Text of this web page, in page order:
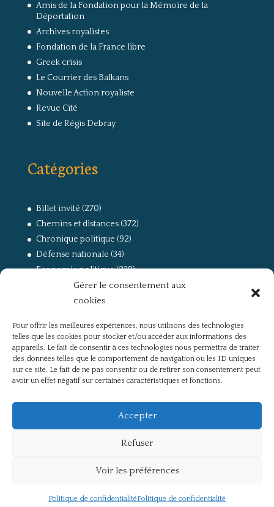
Gérer le consentement aux
cookies
Pour offrir les meilleures expériences, nous utilisons des technologies
telles que les cookies pour stocker et/ou accéder aux informations des
appareils. Le fait de consentir à ces technologies nous permettra de traiter
des données telles que le comportement de navigation ou les ID uniques
sur ce site. Le fait de ne pas consentir ou de retirer son consentement peut
avoir un effet négatif sur certaines caractéristiques et fonctions.
Accepter
Refuser
Voir les préférences
Politique de confidentialitéPolitique de confidentialité
Amis de la Fondation pour la Mémoire de la
Déportation
Archives royalistes
Fondation de la France libre
Greek crisis
Le Courrier des Balkans
Nouvelle Action royaliste
Revue Cité
Site de Régis Debray
Catégories
Billet invité (270)
Chemins et distances(372)
Chronique politique (92)
Défense nationale (34)
Economie politique(238)
(168)
La guerre, la Résistance et la Déportation
Non classé(42)
Partis politiques, intelligentsia, médias(750)
Présentation(4)
Références(57)